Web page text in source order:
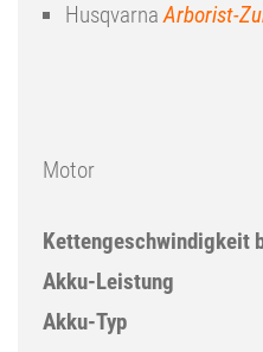
HusqvarnaArborist-
Motor
Kettengeschwindigkeit
Akku-Leistung
Akku-Typ